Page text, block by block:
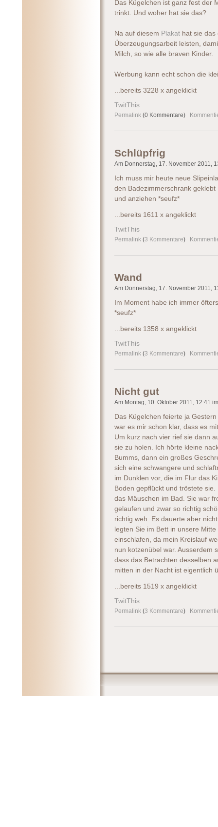
Das Kügelchen ist ganz fest der
trinkt. Und woher hat sie das?
Na auf diesem Plakat hat sie
Überzeugungsarbeit leisten,
Milch, so wie alle braven Kinder.
Werbung kann echt schon die
...bereits 3228 x angeklickt
TwitThis
Permalink (0 Kommentare)
Schlüpfrig
Am Donnerstag, 17. November 2011,
Ich muss mir heute neue
den Badezimmerschrank
und anziehen *seufz*
...bereits 1611 x angeklickt
TwitThis
Permalink (3 Kommentare)
Wand
Am Donnerstag, 17. November 2011,
Im Moment habe ich immer
*seufz*
...bereits 1358 x angeklickt
TwitThis
Permalink (3 Kommentare)
Nicht gut
Am Montag, 10. Oktober 2011, 12:41
Das Kügelchen feierte ja
war es mir schon klar, dass es
Um kurz nach vier rief sie dann
sie zu holen. Ich hörte kleine
Bumms, dann ein großes
sich eine schwangere und
im Dunklen vor, die im Flur das
Boden gepflückt und tröstete
das Mäuschen im Bad. Sie war
gelaufen und zwar so richtig
richtig weh. Es dauerte aber
legten Sie im Bett in unsere
einschlafen, da mein Kreislauf
nun kotzenübel war. Ausserdem
dass das Betrachten desselben
mitten in der Nacht ist eigentlich
...bereits 1519 x angeklickt
TwitThis
Permalink (3 Kommentare)